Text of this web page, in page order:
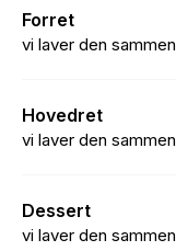
Forret
vi laver den sammen
Hovedret
vi laver den sammen
Dessert
vi laver den sammen